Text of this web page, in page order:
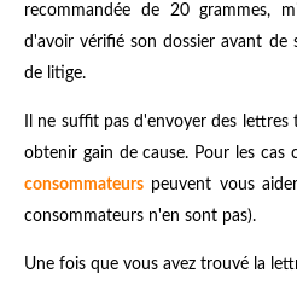
recommandée de 20 grammes,
d'avoir vérifié son dossier avant de
de litige.
Il ne suffit pas d'envoyer des
obtenir gain de cause. Pour les cas
consommateurs peuvent vous
consommateurs n'en sont pas).
Une fois que vous avez trouvé la